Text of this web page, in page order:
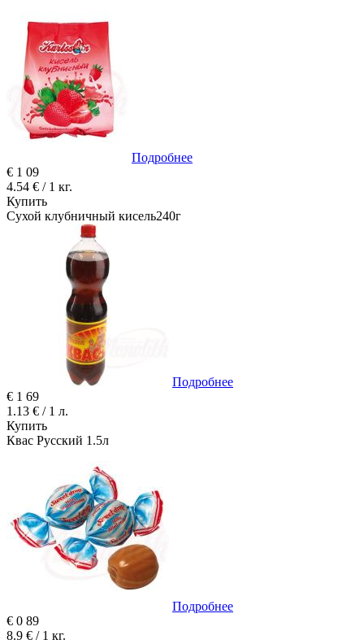
Подробнее
€ 1 09
4.54 € / 1 кг.
Купить
Сухой клубничный кисель240г
Подробнее
€ 1 69
1.13 € / 1 л.
Купить
Квас Русский 1.5л
Подробнее
€ 0 89
8.9 € / 1 кг.